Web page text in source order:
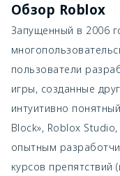
Обзор Roblox
Запущенный в 2006
пользователи
игры, созданные
интуитивно
Block», Roblox
опытным
курсов препятствий